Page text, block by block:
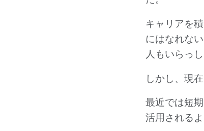
キャリアを
にはなれな
人もいらっ
しかし、現
最近では短
活用される